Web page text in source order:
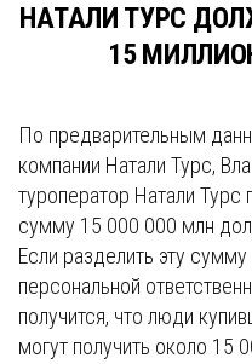
НАТАЛИ ТУРС
15
По предварительным
компании Натали Турс,
туроператор Натали Турс
сумму 15 000 000 млн
Если разделить эту
персональной
получится, что люди
могут получить около 15